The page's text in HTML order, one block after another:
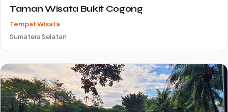
Taman Wisata Bukit Cogong
Tempat Wisata
Sumatera Selatan